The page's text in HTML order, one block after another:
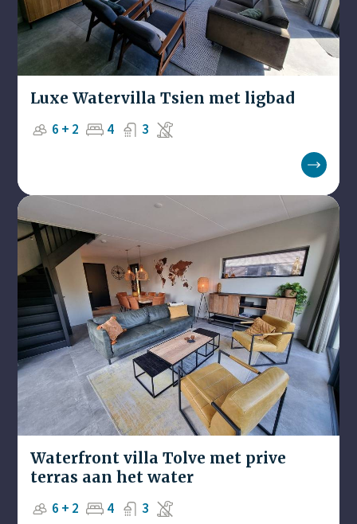
Luxe Watervilla Tsien met ligbad
6 + 2
4 3
Waterfront villa Tolve met prive
terras aan het water
6 + 2
4 3